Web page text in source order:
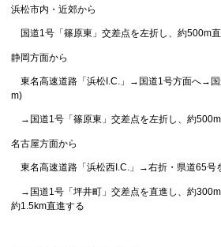
浜松市内・近郊から
国道1号「篠原東」交差点を左折し、約500m
静岡方面から
東名高速道路「浜松I.C.」→国道1号方面へ→
m)
→国道1号「篠原東」交差点を左折し、約
名古屋方面から
東名高速道路「浜松西I.C.」→右折・県道65号
→国道1号「坪井町」交差点を直進し、約
約1.5km直進する